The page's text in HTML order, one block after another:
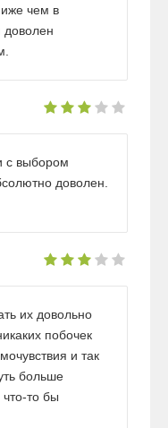
чем в
доволен
с выбором
доволен.
их довольно
побочек
и так
больше
то бы